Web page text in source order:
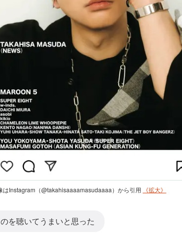
はInstagram（@takahisaaaamasudaaaa）から引用 《拡大》
を聴いてうまいと思った